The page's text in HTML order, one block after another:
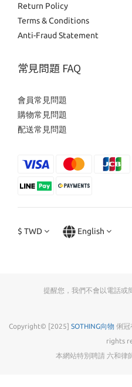
Return Policy
Terms & Conditions
Anti-Fraud Statement
常見問題 FAQ
會員常見問題
購物常見問題
配送常見問題
$ TWD English
提醒您，我們不會以電話或
Copyright© [2025] SOTHING向物 俐冠
rights
本網站特別聘請 六和律